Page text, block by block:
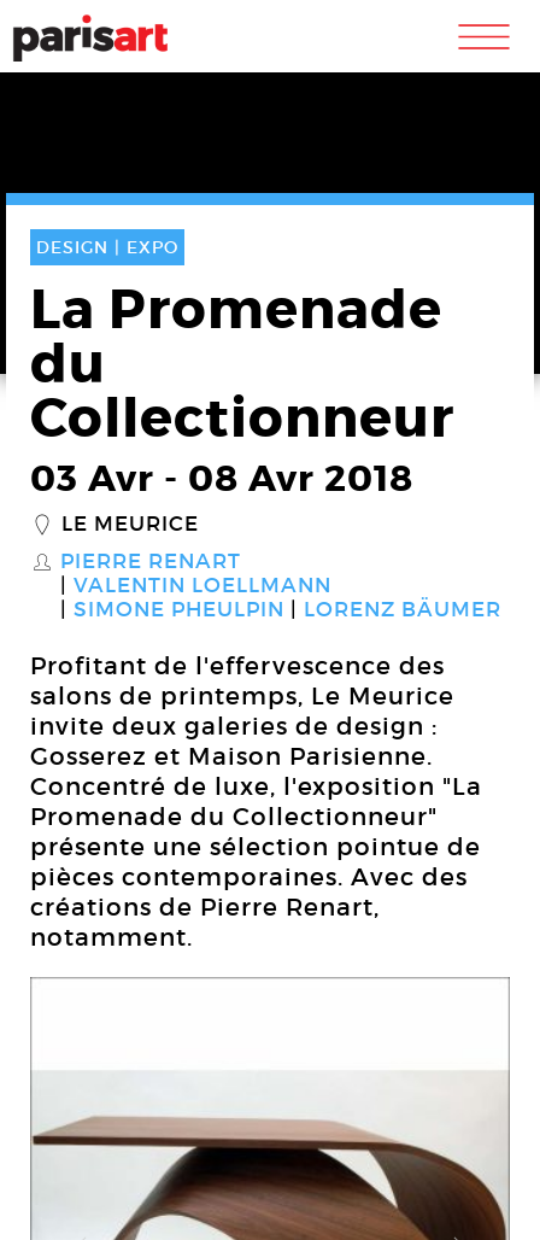
m
DESIGN | EXPO
La Promenade
du
Collectionneur
03 Avr - 08 Avr 2018
_ LE MEURICE
S PIERRE RENART
VALENTIN LOELLMANN
SIMONE PHEULPIN
LORENZ BÄUMER
Profitant de l'effervescence des
salons de printemps, Le Meurice
invite deux galeries de design :
Gosserez et Maison Parisienne.
Concentré de luxe, l'exposition "La
Promenade du Collectionneur"
présente une sélection pointue de
pièces contemporaines. Avec des
créations de Pierre Renart,
notamment.